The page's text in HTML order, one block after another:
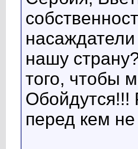
нашу
того, чтобы
Обойдутся!!!
перед кем